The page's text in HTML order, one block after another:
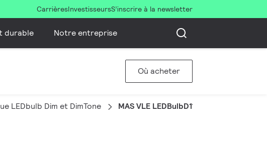
CarrièresInvestisseursS’inscrire à la newsletter
durable Notre entreprise
Où acheter
LEDbulb Dim et DimTone MAS VLE LEDBulbD11.2-100W E27